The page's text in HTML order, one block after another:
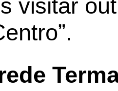
visitar